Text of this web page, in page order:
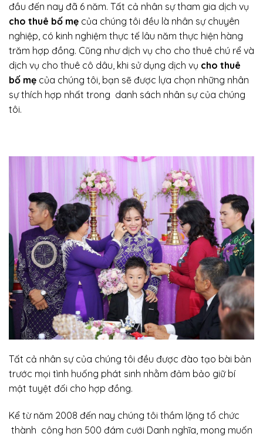
đầu đến nay đã 6 năm. Tất cả nhân sự tham gia dịch vụ
cho thuê bố mẹ của chúng tôi đều là nhân sự chuyên
nghiệp, có kinh nghiệm thực tế lâu năm thực hiện hàng
trăm hợp đồng. Cũng như dịch vụ cho cho thuê chú rể và
dịch vụ cho thuê cô dâu, khi sử dụng dịch vụ cho thuê
bố mẹ của chúng tôi, bạn sẽ được lựa chọn những nhân
sự thích hợp nhất trong danh sách nhân sự của chúng
tôi.
Tất cả nhân sự của chúng tôi đều được đào tạo bài bản
trước mọi tình huống phát sinh nhằm đảm bảo giữ bí
mật tuyệt đối cho hợp đồng.
Kể từ năm 2008 đến nay chúng tôi thầm lặng tổ chức
thành công hơn 500 đám cưới Danh nghĩa, mong muốn